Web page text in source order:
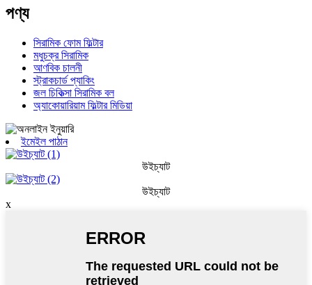
পণ্য
সিরামিক ফোম ফিল্টার
মধুচক্র সিরামিক
আণবিক চালনী
স্ট্রাকচার্ড প্যাকিং
জল চিকিত্সা সিরামিক বল
অ্যাকোয়ারিয়াম ফিল্টার মিডিয়া
ইমেইল পাঠান
উইচ্যাট
উইচ্যাট
x